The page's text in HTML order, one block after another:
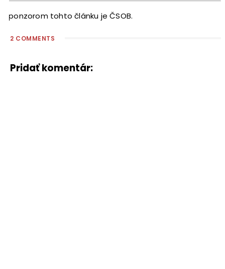
Sponzorom tohto článku je ČSOB.
2 COMMENTS
Pridať komentár: